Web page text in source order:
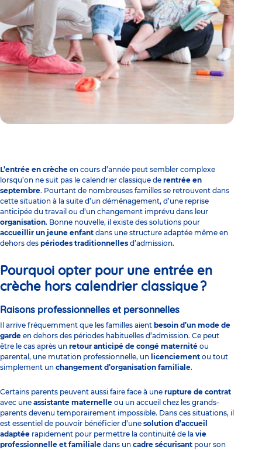
L’entrée en crèche en cours d’année peut sembler complexe
lorsqu’on ne suit pas le calendrier classique de rentrée en
septembre. Pourtant de nombreuses familles se retrouvent dans
cette situation à la suite d’un déménagement, d’une reprise
anticipée du travail ou d’un changement imprévu dans leur
organisation. Bonne nouvelle, il existe des solutions pour
accueillir un jeune enfant dans une structure adaptée même en
dehors des périodes traditionnelles d’admission.
Pourquoi opter pour une entrée en
crèche hors calendrier classique ?
Raisons professionnelles et personnelles
Il arrive fréquemment que les familles aient besoin d’un mode de
garde en dehors des périodes habituelles d’admission. Ce peut
être le cas après un retour anticipé de congé maternité ou
parental, une mutation professionnelle, un licenciement ou tout
simplement un changement d’organisation familiale.
Certains parents peuvent aussi faire face à une rupture de contrat
avec une assistante maternelle ou un accueil chez les grands-
parents devenu temporairement impossible. Dans ces situations, il
est essentiel de pouvoir bénéficier d’une solution d’accueil
adaptée rapidement pour permettre la continuité de la vie
professionnelle et familiale dans un cadre sécurisant pour son